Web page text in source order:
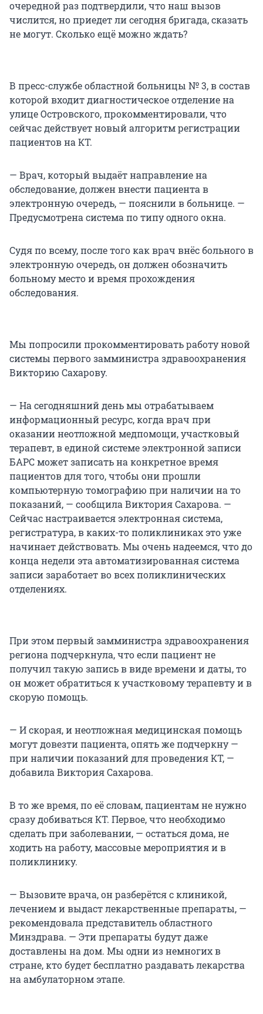
очередной раз подтвердили, что наш вызов
числится, но приедет ли сегодня бригада, сказать
не могут. Сколько ещё можно ждать?
В пресс-службе областной больницы № 3, в состав
которой входит диагностическое отделение на
улице Островского, прокомментировали, что
сейчас действует новый алгоритм регистрации
пациентов на КТ.
— Врач, который выдаёт направление на
обследование, должен внести пациента в
электронную очередь, — пояснили в больнице. —
Предусмотрена система по типу одного окна.
Судя по всему, после того как врач внёс больного в
электронную очередь, он должен обозначить
больному место и время прохождения
обследования.
Мы попросили прокомментировать работу новой
системы первого замминистра здравоохранения
Викторию Сахарову.
— На сегодняшний день мы отрабатываем
информационный ресурс, когда врач при
оказании неотложной медпомощи, участковый
терапевт, в единой системе электронной записи
БАРС может записать на конкретное время
пациентов для того, чтобы они прошли
компьютерную томографию при наличии на то
показаний, — сообщила Виктория Сахарова. —
Сейчас настраивается электронная система,
регистратура, в каких-то поликлиниках это уже
начинает действовать. Мы очень надеемся, что до
конца недели эта автоматизированная система
записи заработает во всех поликлинических
отделениях.
При этом первый замминистра здравоохранения
региона подчеркнула, что если пациент не
получил такую запись в виде времени и даты, то
он может обратиться к участковому терапевту и в
скорую помощь.
— И скорая, и неотложная медицинская помощь
могут довезти пациента, опять же подчеркну —
при наличии показаний для проведения КТ, —
добавила Виктория Сахарова.
В то же время, по её словам, пациентам не нужно
сразу добиваться КТ. Первое, что необходимо
сделать при заболевании, — остаться дома, не
ходить на работу, массовые мероприятия и в
поликлинику.
— Вызовите врача, он разберётся с клиникой,
лечением и выдаст лекарственные препараты, —
рекомендовала представитель областного
Минздрава. — Эти препараты будут даже
доставлены на дом. Мы одни из немногих в
стране, кто будет бесплатно раздавать лекарства
на амбулаторном этапе.